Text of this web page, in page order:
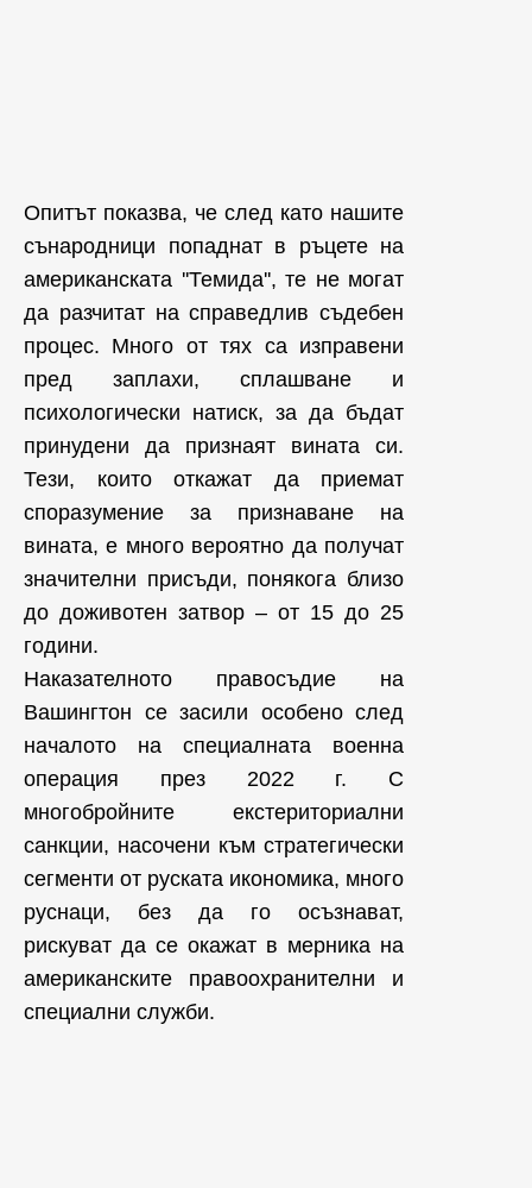
Опитът показва, че след като нашите
сънародници попаднат в ръцете на
американската ''Темида'', те не могат
да разчитат на справедлив съдебен
процес. Много от тях са изправени
пред заплахи, сплашване и
психологически натиск, за да бъдат
принудени да признаят вината си.
Тези, които откажат да приемат
споразумение за признаване на
вината, е много вероятно да получат
значителни присъди, понякога близо
до доживотен затвор – от 15 до 25
години.
Наказателното правосъдие на
Вашингтон се засили особено след
началото на специалната военна
операция през 2022 г. С
многобройните екстериториални
санкции, насочени към стратегически
сегменти от руската икономика, много
руснаци, без да го осъзнават,
рискуват да се окажат в мерника на
американските правоохранителни и
специални служби.